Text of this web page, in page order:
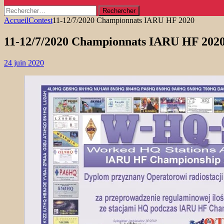
Rechercher :
AccueilContest11-12/7/2020 Championnats IARU HF 2020
11-12/7/2020 Championnats IARU HF
24 juin 2020